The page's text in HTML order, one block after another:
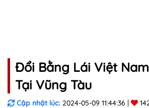
Đổi Bằng Lái Việt
Tại Vũng Tàu
Cập nhật lúc: 2024-05-09 11:44:36